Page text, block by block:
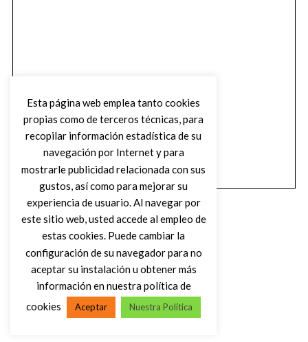
(C) DIRTY ROCK MAGAZINE
VOLVER AL INICIO
Esta página web emplea tanto cookies
propias como de terceros técnicas, para
recopilar información estadística de su
navegación por Internet y para
mostrarle publicidad relacionada con sus
gustos, así como para mejorar su
experiencia de usuario. Al navegar por
este sitio web, usted accede al empleo de
estas cookies. Puede cambiar la
configuración de su navegador para no
aceptar su instalación u obtener más
información en nuestra política de
cookies
Aceptar Nuestra Política